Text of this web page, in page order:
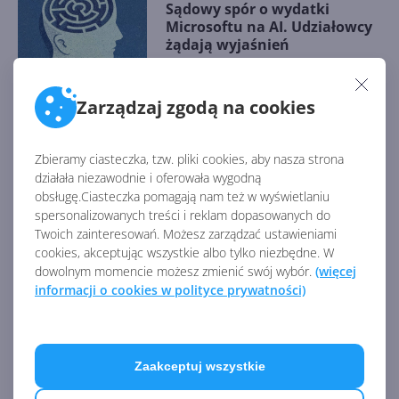
Zarządzaj zgodą na cookies
Zbieramy ciasteczka, tzw. pliki cookies, aby nasza strona
działała niezawodnie i oferowała wygodną
obsługę.Ciasteczka pomagają nam też w wyświetlaniu
spersonalizowanych treści i reklam dopasowanych do
Twoich zainteresowań. Możesz zarządzać ustawieniami
cookies, akceptując wszystkie albo tylko niezbędne. W
dowolnym momencie możesz zmienić swój wybór. (więcej
informacji o cookies w polityce prywatności)
Zaakceptuj wszystkie
Sądowy spór o wydatki
Microsoftu na AI. Udziałowcy
żądają wyjaśnień
Na czym teraz zarabia
za FY25 Q1
Satya Nadella dostał sporą
podwyżkę w 2024 r.
Topowy specjalista AI
opuszcza Microsoft i dołącza...